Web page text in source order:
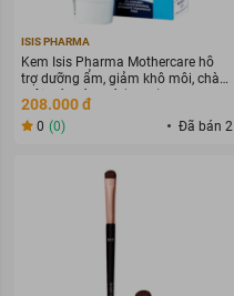
ISIS PHARMA
Kem Isis Pharma Mothercare hỗ
trợ dưỡng ẩm, giảm khô môi, chàm
môi, nứt núm vú (15ml)
208.000 đ
0 (0) Đã bán 2